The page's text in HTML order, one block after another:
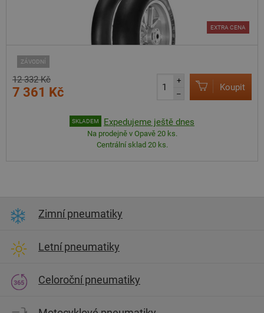
ZÁVODNÍ
EXTRA CENA
12 332 Kč
7 361 Kč
+
–
Koupit
SKLADEM Expedujeme ještě dnes
Na prodejně v Opavě 20 ks.
Centrální sklad 20 ks.
Zimní pneumatiky
Letní pneumatiky
Celoroční pneumatiky